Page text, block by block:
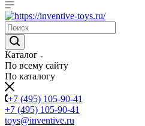
Каталог
По всему сайту
По каталогу
+7 (495) 105-90-41
+7 (495) 105-90-41
toys@inventive.ru